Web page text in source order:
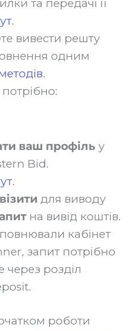
та передачі її
.‍
вивести решту
одним
.
ваш профіль у
Bid.
.
для виводу
на вивід коштів.
кабінет
запит потрібно
через розділ
роботи